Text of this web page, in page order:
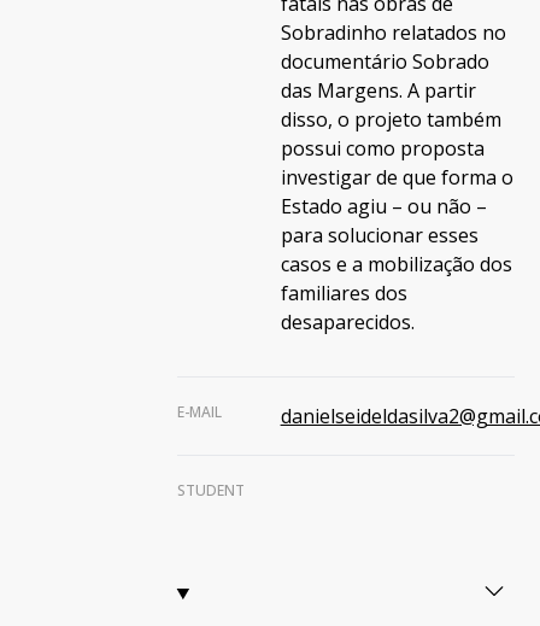
Sobradinho relatados no
documentário Sobrado
das Margens. A partir
disso, o projeto também
possui como proposta
investigar de que forma o
Estado agiu – ou não –
para solucionar esses
casos e a mobilização dos
familiares dos
desaparecidos.
E-MAIL
STUDENT